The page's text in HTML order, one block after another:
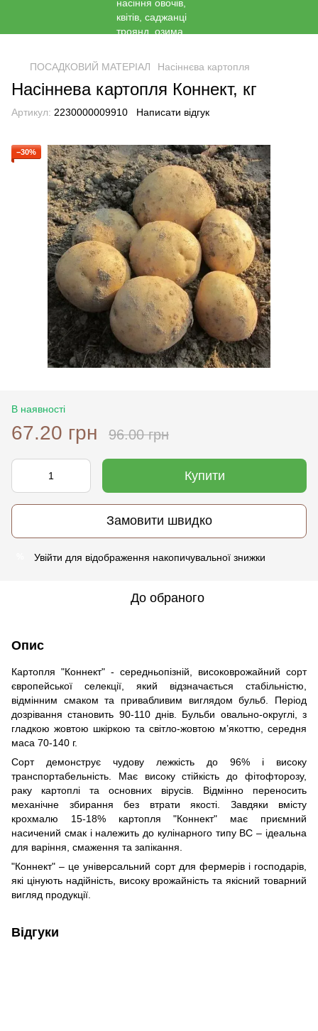
ПОСАДКОВИЙ МАТЕРІАЛ Насіннєва картопля
Насіннева картопля Коннект, кг
Артикул: 2230000009910 Написати відгук
−30%
В наявності
67.20 грн 96.00 грн
Купити
Замовити швидко
Увійти для відображення накопичувальної знижки
До обраного
Опис
Картопля "Коннект" - середньопізній, високоврожайний сорт
європейської селекції, який відзначається стабільністю,
відмінним смаком та привабливим виглядом бульб. Період
дозрівання становить 90-110 днів. Бульби овально-округлі, з
гладкою жовтою шкіркою та світло-жовтою м’якоттю, середня
маса 70-140 г.
Сорт демонструє чудову лежкість до 96% і високу
транспортабельність. Має високу стійкість до фітофторозу,
раку картоплі та основних вірусів. Відмінно переносить
механічне збирання без втрати якості. Завдяки вмісту
крохмалю 15-18% картопля "Коннект" має приємний
насичений смак і належить до кулінарного типу ВС – ідеальна
для варіння, смаження та запікання.
"Коннект" – це універсальний сорт для фермерів і господарів,
які цінують надійність, високу врожайність та якісний товарний
вигляд продукції.
Відгуки